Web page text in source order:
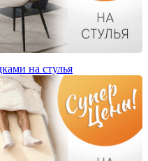
на стулья